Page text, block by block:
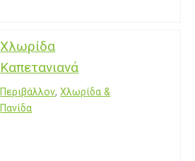
Χλωρίδα
Καπετανιανά
Περιβάλλον,Χλωρίδα &
Πανίδα